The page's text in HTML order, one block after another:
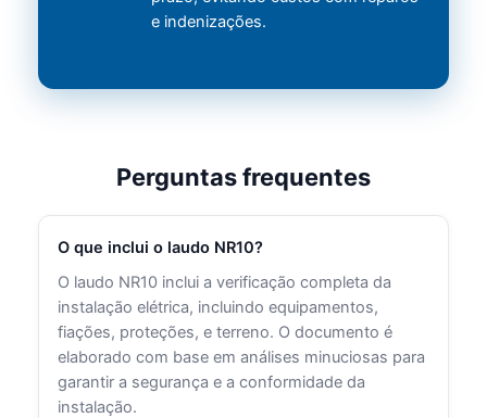
e indenizações.
Perguntas frequentes
O que inclui o laudo NR10?
O laudo NR10 inclui a verificação completa da
instalação elétrica, incluindo equipamentos,
fiações, proteções, e terreno. O documento é
elaborado com base em análises minuciosas para
garantir a segurança e a conformidade da
instalação.